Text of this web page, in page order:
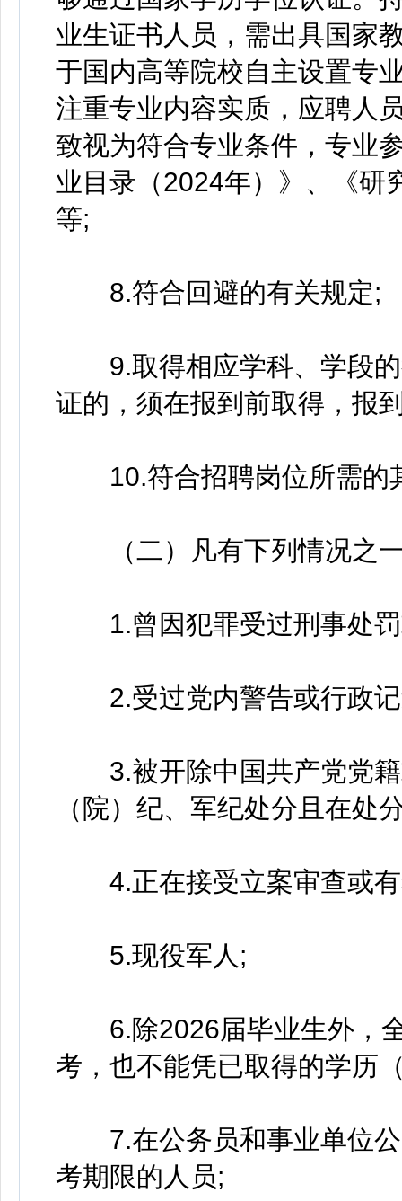
业生证书人员，需出具国家
于国内高等院校自主设置专
注重专业内容实质，应聘人
致视为符合专业条件，专业
业目录（2024年）》、《研
等;
8.符合回避的有关规定;
9.取得相应学科、学段的
证的，须在报到前取得，报
10.符合招聘岗位所需的
（二）凡有下列情况之一
1.曾因犯罪受过刑事处罚
2.受过党内警告或行政记
3.被开除中国共产党党籍
（院）纪、军纪处分且在处
4.正在接受立案审查或有
5.现役军人;
6.除2026届毕业生外，全
考，也不能凭已取得的学历
7.在公务员和事业单位公
考期限的人员;